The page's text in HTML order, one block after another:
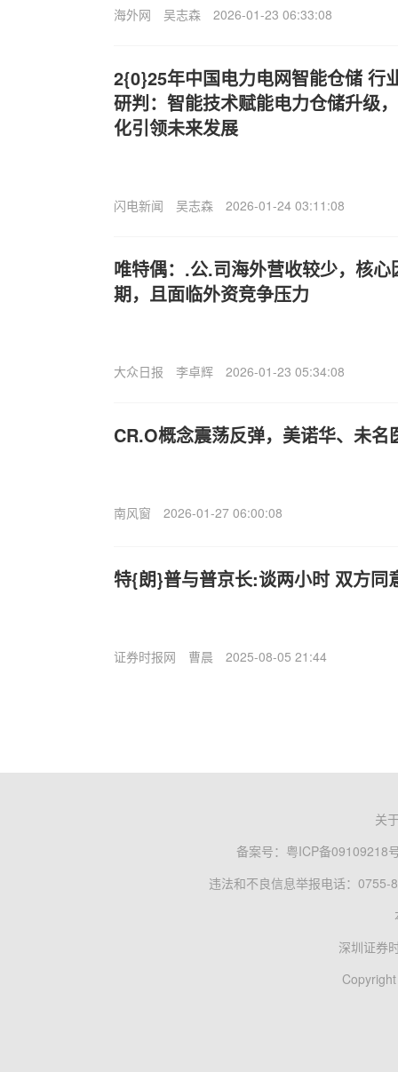
海外网 吴志森 2026-01-23 06:33:08
2{0}25年中国电力电网智能仓储 行
研判：智能技术赋能电力仓储升级
化引领未来发展
闪电新闻 吴志森 2026-01-24 03:11:08
唯特偶：.公.司海外营收较少，核
期，且面临外资竞争压力
大众日报 李卓辉 2026-01-23 05:34:08
CR.O概念震荡反弹，美诺华、未名
南风窗 2026-01-27 06:00:08
特{朗}普与普京长:谈两小时 双方同
证券时报网 曹晨 2025-08-05 21:44
关
备案号： 粤ICP备09109218
违法和不良信息举报电话：0755-
深圳证券